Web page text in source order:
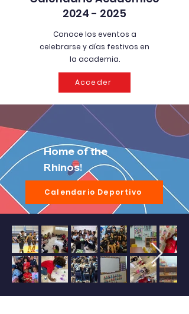
2024 - 2025
Conoce los eventos a
celebrarse y días festivos en
la academia.
Acceder
Home of the
Rhinos!
Calendario Deportivo